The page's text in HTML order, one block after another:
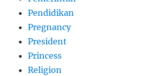
Pendidikan
Pregnancy
President
Princess
Religion